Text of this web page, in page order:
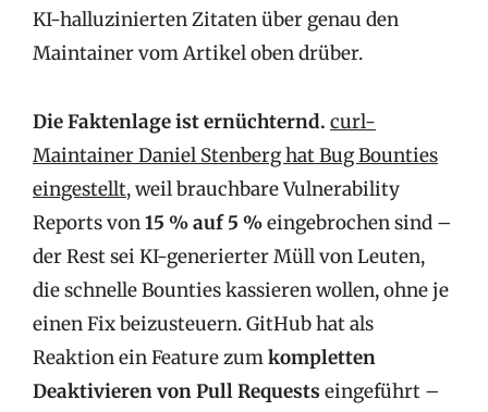
KI-halluzinierten Zitaten über genau den
Maintainer vom Artikel oben drüber.
Die Faktenlage ist ernüchternd. curl-
Maintainer Daniel Stenberg hat Bug Bounties
eingestellt, weil brauchbare Vulnerability
Reports von15 % auf 5 %eingebrochen sind –
der Rest sei KI-generierter Müll von Leuten,
die schnelle Bounties kassieren wollen, ohne je
einen Fix beizusteuern. GitHub hat als
Reaktion ein Feature zumkompletten
Deaktivieren von Pull Requests eingeführt –